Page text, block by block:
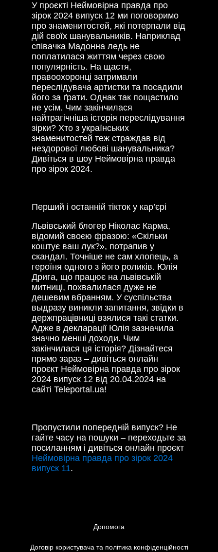
У проєкті Неймовірна правда про
зірок 2024 випуск 12 ми поговоримо
про знаменитостей, які потерпали від
дій своїх шанувальників. Наприклад
співачка Мадонна ледь не
поплатилася життям через свою
популярність. На щастя,
правоохоронці затримали
переслідувача артистки та посадили
його за ґрати. Однак так пощастило
не усім. Чим закінчилася
найтрагічніша історія переслідування
зірки? Хто з українських
знаменитостей теж страждав від
нездорової любові шанувальника?
Дивіться в шоу Неймовірна правда
про зірок 2024.
Перший і останній тікток у кар’єрі
Львівський блогер Ніколас Карма,
відомий своєю фразою: «Скільки
коштує ваш лук?», потрапив у
скандал. Точніше не сам хлопець, а
героїня одного з його роликів. Юлія
Дрига, що працює на львівській
митниці, похвалилася дуже не
дешевим вбранням. У суспільства
выдразу виникли запитання, звідки в
держпрацівниці взялися такі статки.
Адже в декларації Юлія зазначила
значно менші доходи. Чим
закінчилася ця історія? Дізнайтеся
прямо зараз – дивіться онлайн
проєкт Неймовірна правда про зірок
2024 випуск 12 від 20.04.2024 на
сайті Teleportal.ua!
Пропустили попередній випуск? Не
гайте часу на пошуки – переходьте за
посиланням і дивіться онлайн проєкт
Неймовірна правда про зірок 2024
випуск 11.
Допомога
Договір користувача та політика конфіденційності